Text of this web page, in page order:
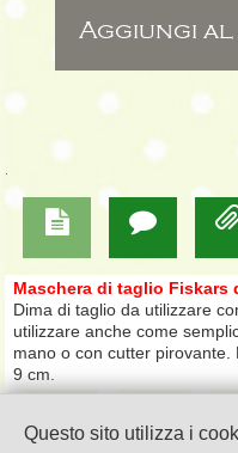
Questo sito utilizza i
Aggiungi
 
Maschera di taglio Fiskars
Dima di taglio da utilizzare
utilizzare anche come
mano o con cutter
9 cm.